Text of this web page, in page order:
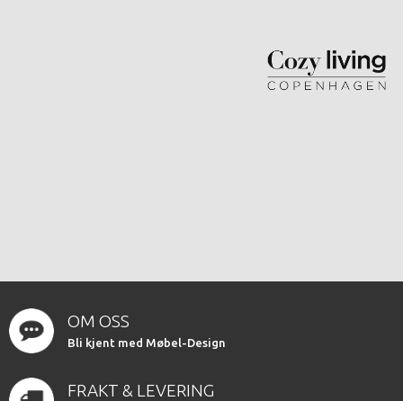
OM OSS
Bli kjent med Møbel-Design
FRAKT & LEVERING